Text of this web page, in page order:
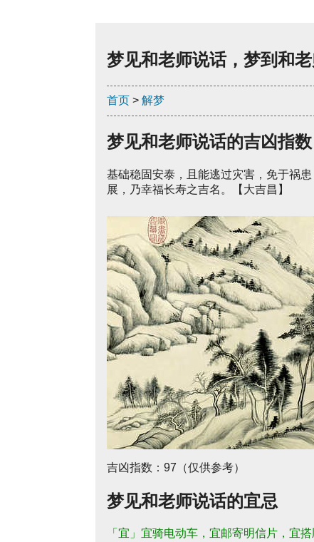
梦见和老师说话，梦到和
首页 > 解梦
梦见和老师说话的吉凶指数
基础稳固安泰，且能逃过灾害，免于祸
展，乃幸福长寿之吉名。【大吉昌】
吉凶指数：97（仅供参考）
梦见和老师说话的宜忌
「宜」宜骑电动车，宜邮寄明信片，宜搭